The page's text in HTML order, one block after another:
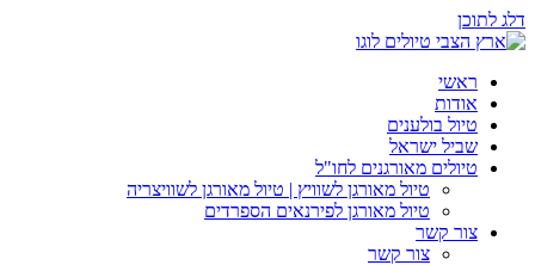
דלג לתוכן
ראשי
אודות
טיול בולענים
שביל ישראל
טיולים מאורגנים לחו"ל
טיול מאורגן לשוויץ | טיול מאורגן לשוויצריה
טיול מאורגן לפירנאים הספרדים
צור קשר
צור קשר